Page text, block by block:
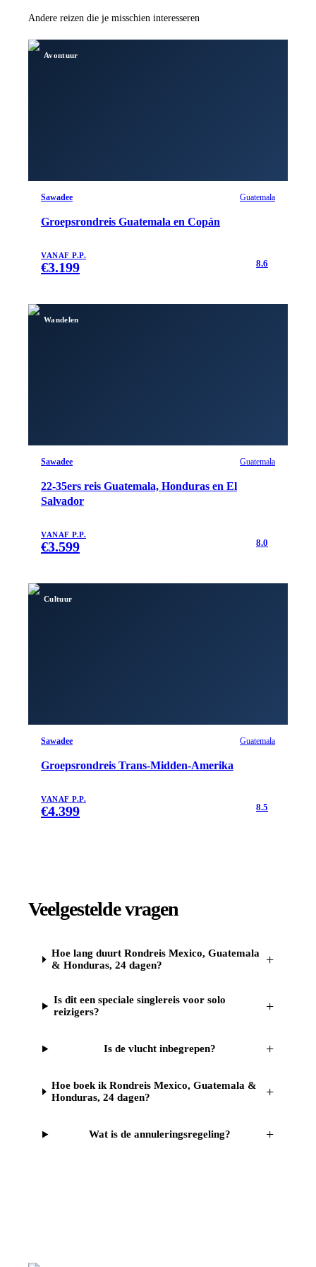
Andere reizen die je misschien interesseren
Avontuur
Sawadee Guatemala
Groepsrondreis Guatemala en Copán
VANAF P.P.
€3.199 8.6
Wandelen
Sawadee Guatemala
22-35ers reis Guatemala, Honduras en El
Salvador
VANAF P.P.
€3.599 8.0
Cultuur
Sawadee Guatemala
Groepsrondreis Trans-Midden-Amerika
VANAF P.P.
€4.399 8.5
Veelgestelde vragen
Hoe lang duurt Rondreis Mexico, Guatemala
& Honduras, 24 dagen?
+
Is dit een speciale singlereis voor solo
reizigers?
+
Is de vlucht inbegrepen? +
Hoe boek ik Rondreis Mexico, Guatemala &
Honduras, 24 dagen?
+
Wat is de annuleringsregeling? +